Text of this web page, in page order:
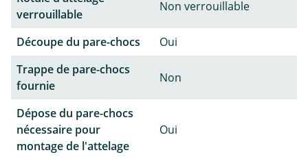
verrouillable
Non verrouillable
Découpe du pare-chocs
Oui
Trappe de pare-chocs
fournie
Non
Dépose du pare-chocs
nécessaire pour
montage de l'attelage
Oui